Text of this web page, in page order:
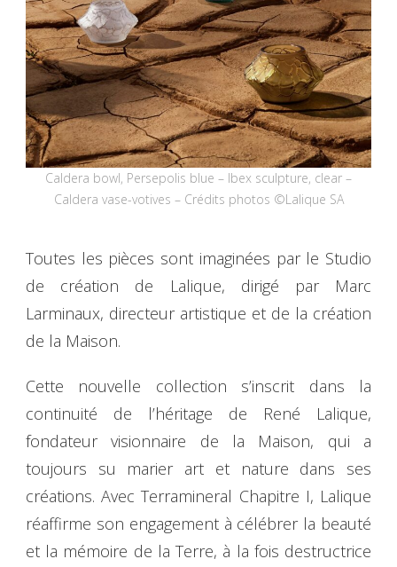
Caldera bowl, Persepolis blue – Ibex sculpture, clear –
Caldera vase-votives – Crédits photos ©Lalique SA
Toutes les pièces sont imaginées par le Studio
de création de Lalique, dirigé par Marc
Larminaux, directeur artistique et de la création
de la Maison.
Cette nouvelle collection s’inscrit dans la
continuité de l’héritage de René Lalique,
fondateur visionnaire de la Maison, qui a
toujours su marier art et nature dans ses
créations. Avec Terramineral Chapitre I, Lalique
réaffirme son engagement à célébrer la beauté
et la mémoire de la Terre, à la fois destructrice